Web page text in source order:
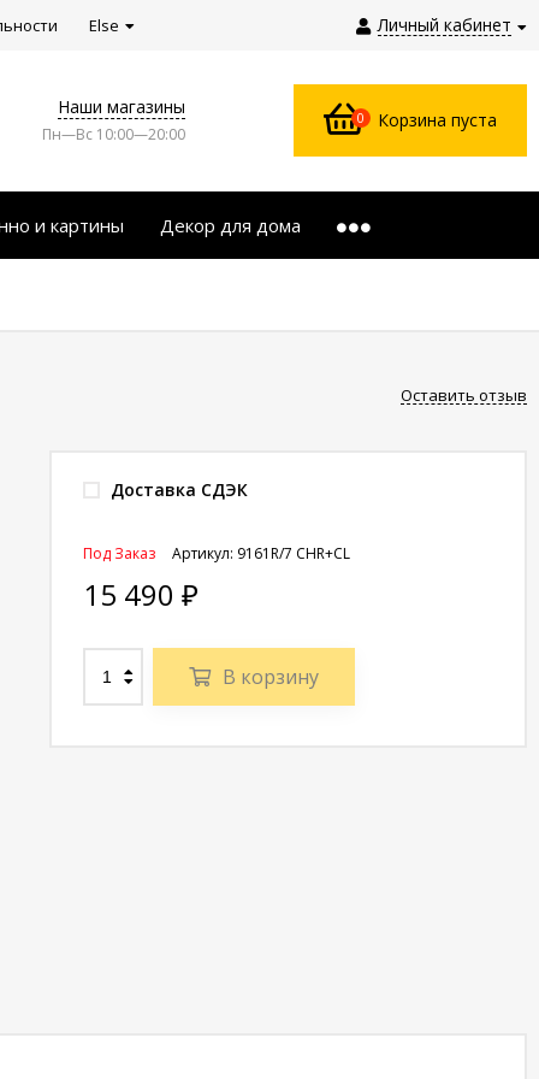
Личный кабинет
Else
Наши магазины
Пн—Вс 10:00—20:00
0 Корзина пуста
и картины Декор для дома
Оставить отзыв
Доставка СДЭК
Артикул: 9161R/7 CHR+CL
Под Заказ
15 490 ₽
В корзину